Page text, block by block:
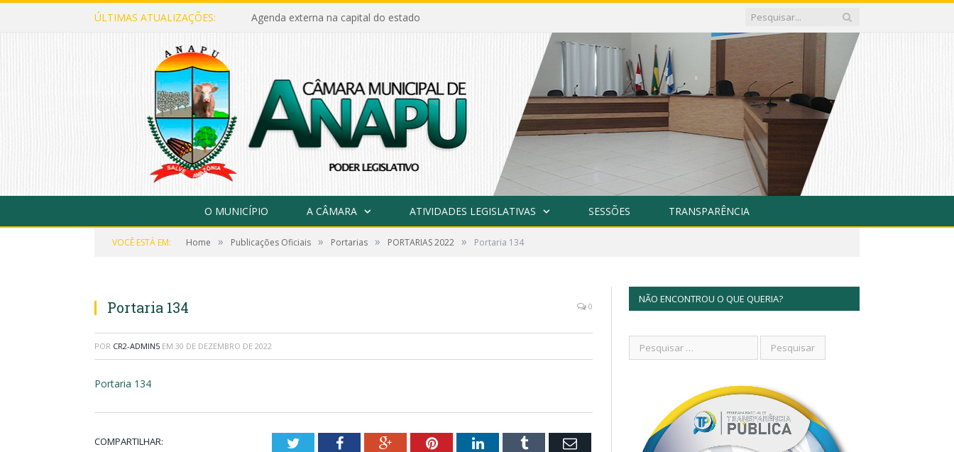
ÚLTIMAS ATUALIZAÇÕES: Agenda externa na capital do estado
O MUNICÍPIO A CÂMARA ATIVIDADES LEGISLATIVAS SESSÕES TRANSPARÊNCIA
VOCÊ ESTÁ EM: Home » Publicações Oficiais » Portarias » PORTARIAS 2022 » Portaria 134
Portaria 134 0
POR CR2-ADMIN5 EM 30 DE DEZEMBRO DE 2022
Portaria 134
COMPARTILHAR: TwitterFacebookGoogle+PinterestLinkedInTumblr Email
NÃO ENCONTROU O QUE QUERIA?